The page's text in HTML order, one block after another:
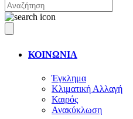
ΚΟΙΝΩΝΙΑ
Έγκλημα
Κλιματική Αλλαγή
Καιρός
Ανακύκλωση